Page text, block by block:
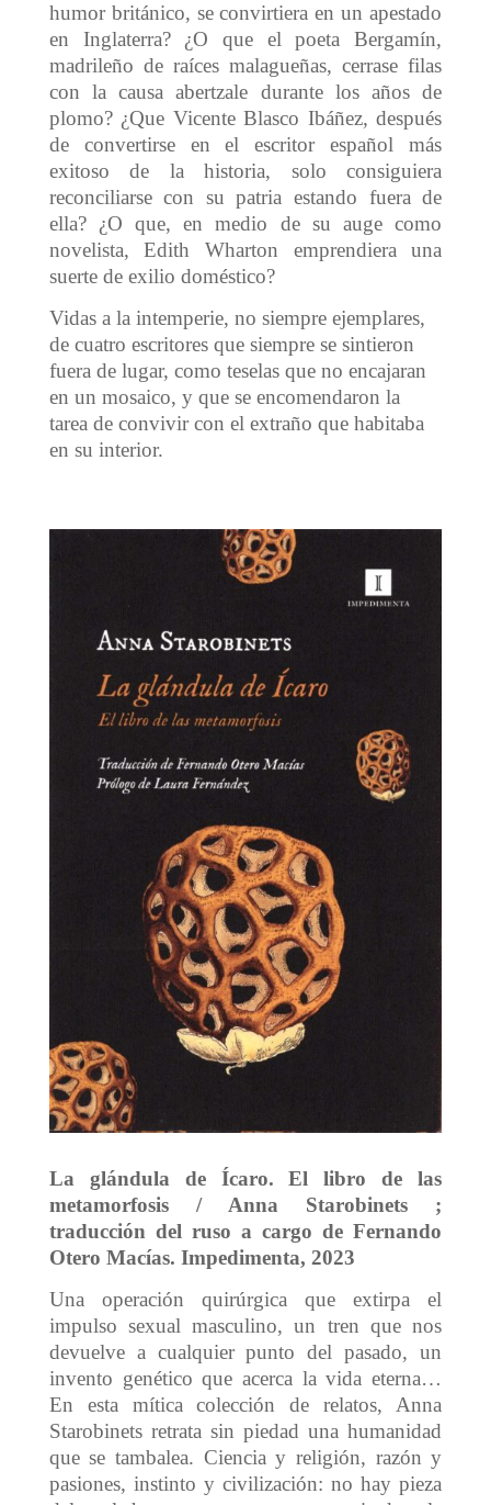
humor británico, se convirtiera en un apestado
en Inglaterra? ¿O que el poeta Bergamín,
madrileño de raíces malagueñas, cerrase filas
con la causa abertzale durante los años de
plomo? ¿Que Vicente Blasco Ibáñez, después
de convertirse en el escritor español más
exitoso de la historia, solo consiguiera
reconciliarse con su patria estando fuera de
ella? ¿O que, en medio de su auge como
novelista, Edith Wharton emprendiera una
suerte de exilio doméstico?
Vidas a la intemperie, no siempre ejemplares,
de cuatro escritores que siempre se sintieron
fuera de lugar, como teselas que no encajaran
en un mosaico, y que se encomendaron la
tarea de convivir con el extraño que habitaba
en su interior.
La glándula de Ícaro. El libro de las
metamorfosis / Anna Starobinets ;
traducción del ruso a cargo de Fernando
Otero Macías. Impedimenta, 2023
Una operación quirúrgica que extirpa el
impulso sexual masculino, un tren que nos
devuelve a cualquier punto del pasado, un
invento genético que acerca la vida eterna…
En esta mítica colección de relatos, Anna
Starobinets retrata sin piedad una humanidad
que se tambalea. Ciencia y religión, razón y
pasiones, instinto y civilización: no hay pieza